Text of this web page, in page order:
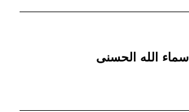
أسماء الله الحسنى